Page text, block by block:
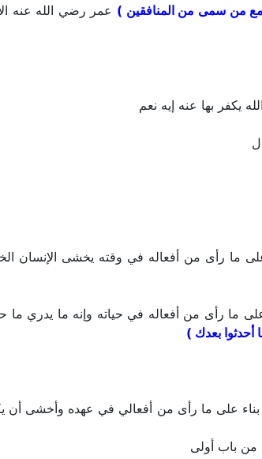
من سمى من المنافقين ) عمر رضي الله عنه
يكفر بها عنه إيه نعم
ما رأى من أفعاله في وقته يخشى الإنسان
ما رأى من أفعاله في حياته وإنه ما يدري
أحدثوا بعدك )
على ما رأى من أفعالي في عهده وأخشى أن
من باب أولى